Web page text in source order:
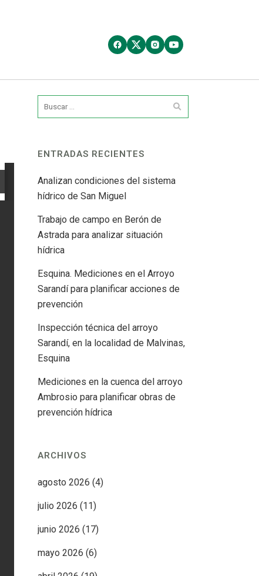
ENTRADAS RECIENTES
Analizan condiciones del sistema
hídrico de San Miguel
Trabajo de campo en Berón de
Astrada para analizar situación
hídrica
Esquina. Mediciones en el Arroyo
Sarandí para planificar acciones de
prevención
Inspección técnica del arroyo
Sarandí, en la localidad de Malvinas,
Esquina
Mediciones en la cuenca del arroyo
Ambrosio para planificar obras de
prevención hídrica
ARCHIVOS
agosto 2026 (4)
julio 2026 (11)
junio 2026 (17)
mayo 2026 (6)